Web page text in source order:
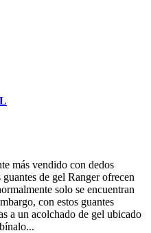
más vendido con dedos
de gel Ranger ofrecen
solo se encuentran
con estos guantes
a un acolchado de gel ubicado